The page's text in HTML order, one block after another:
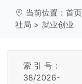
当前位置： 首页
社局 > 就业创业
索 引 号：
38/2026-